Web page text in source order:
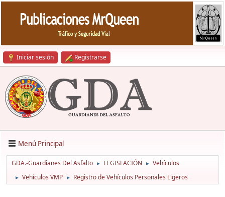
Iniciar sesión Registrarse
Menú Principal
GDA.-Guardianes Del Asfalto ► LEGISLACIÓN ► Vehículos
► Vehículos VMP ► Registro de Vehículos Personales Ligeros